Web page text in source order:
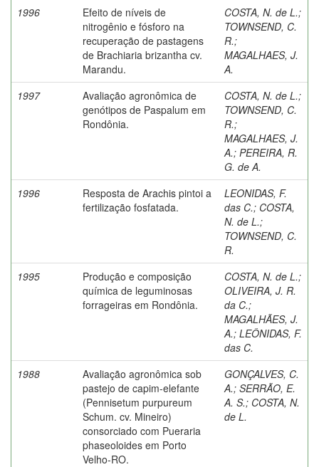
1996
Efeito de níveis de
nitrogênio e fósforo na
recuperação de pastagens
de Brachiaria brizantha cv.
Marandu.
COSTA, N. de L.;
TOWNSEND, C.
R.;
MAGALHAES, J.
A.
1997
Avaliação agronômica de
genótipos de Paspalum em
Rondônia.
COSTA, N. de L.;
TOWNSEND, C.
R.;
MAGALHAES, J.
A.; PEREIRA, R.
G. de A.
1996
Resposta de Arachis pintoi a
fertilização fosfatada.
LEONIDAS, F.
das C.; COSTA,
N. de L.;
TOWNSEND, C.
R.
1995
Produção e composição
química de leguminosas
forrageiras em Rondônia.
COSTA, N. de L.;
OLIVEIRA, J. R.
da C.;
MAGALHÃES, J.
A.; LEÔNIDAS, F.
das C.
1988
Avaliação agronômica sob
pastejo de capim-elefante
(Pennisetum purpureum
Schum. cv. Mineiro)
consorciado com Pueraria
phaseoloides em Porto
Velho-RO.
GONÇALVES, C.
A.; SERRÃO, E.
A. S.; COSTA, N.
de L.